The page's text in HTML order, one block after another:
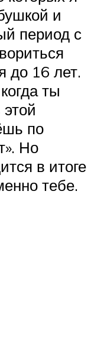
и
период с
до 16 лет.
ты
по
Но
в итоге
тебе.